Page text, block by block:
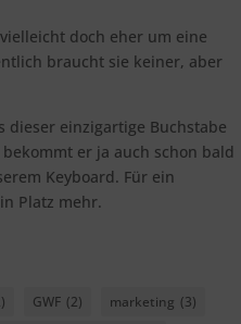
doch eher um eine
braucht sie keiner, aber
dieser einzigartige Buchstabe
er ja auch schon bald
Keyboard. Für ein
Platz mehr.
GWF (2) marketing (3)